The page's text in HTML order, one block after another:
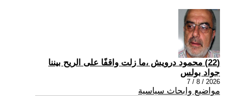
(22) محمود درويش ،ما زلت واقفًا على الريح بيننا
جواد بولس
2026 / 8 / 7
مواضيع وابحاث سياسية